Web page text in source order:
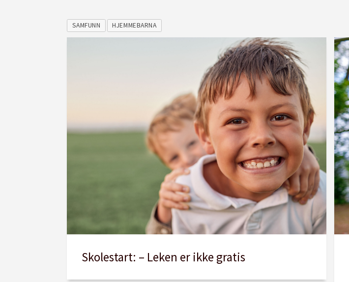
SAMFUNN HJEMMEBARNA
Skolestart: – Leken er ikke gratis